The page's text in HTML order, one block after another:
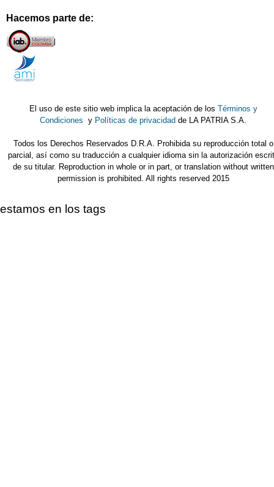
Hacemos parte de:
El uso de este sitio web implica la aceptación de los Términos y
Condiciones y Políticas de privacidad de LA PATRIA S.A.
Todos los Derechos Reservados D.R.A. Prohibida su reproducción total o
parcial, así como su traducción a cualquier idioma sin la autorización
de su titular. Reproduction in whole or in part, or translation without written
permission is prohibited. All rights reserved 2015
estamos en los tags